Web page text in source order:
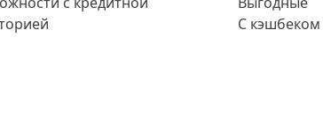
С кэшбеком